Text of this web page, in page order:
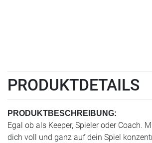
PRODUKTDETAILS
PRODUKTBESCHREIBUNG:
Egal ob als Keeper, Spieler oder Coach.
dich voll und ganz auf dein Spiel